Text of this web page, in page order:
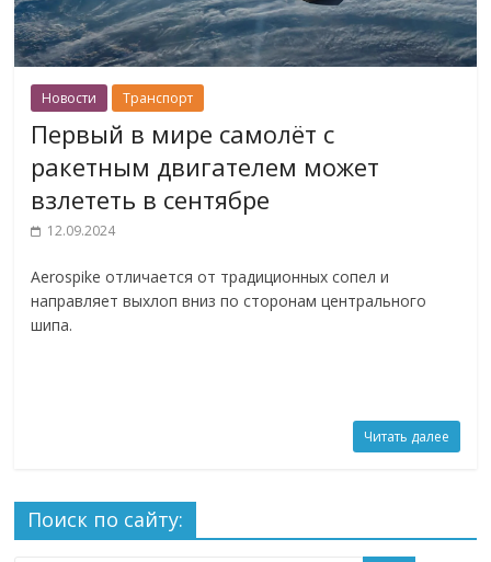
Новости Транспорт
Первый в мире самолёт с
ракетным двигателем может
взлететь в сентябре
12.09.2024
Aerospike отличается от традиционных сопел и
направляет выхлоп вниз по сторонам центрального
шипа.
Читать далее
Поиск по сайту: